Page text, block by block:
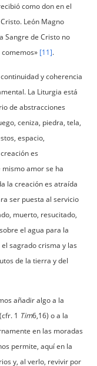
como don en el
León Magno
Sangre de Cristo no
[11].
y coherencia
La Liturgia está
de abstracciones
ceniza, piedra, tela,
espacio,
es
amor se ha
la creación es atraída
ser puesta al servicio
muerto, resucitado,
el agua para la
sagrado crisma y las
de la tierra y del
añadir algo a la
1 Tim6,16) o a la
en las moradas
permite, aquí en la
y, al verlo, revivir por